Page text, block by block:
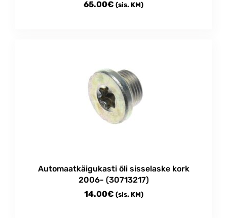
65.00€ (sis. KM)
Automaatkäigukasti õli sisselaske kork
2006- (30713217)
14.00€ (sis. KM)